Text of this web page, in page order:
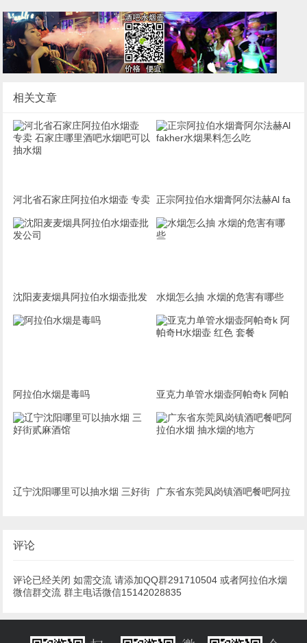
相关文章
河北省石家庄阿拉伯水烟壶 专卖
石家庄哪里酒吧水烟吧可以抽水
烟
正宗阿拉伯水烟膏阿尔法赫Al fa
kher水烟果料怎么吃
沈阳麦麦烟具阿拉伯水烟壶批发
公司
水烟怎么抽 水烟的危害有哪些
阿拉伯水烟是毒吗
亚克力单管水烟壶阿帕奇k 阿帕
奇H水烟壶 红色 套餐
辽宁沈阳哪里可以抽水烟 三好街
广东省东莞凤岗镇酒吧餐吧阿拉
评论
评论已经关闭 如需交流 请添加QQ群291710504 或者阿拉伯水烟
微信群交流 群主电话微信15142028835